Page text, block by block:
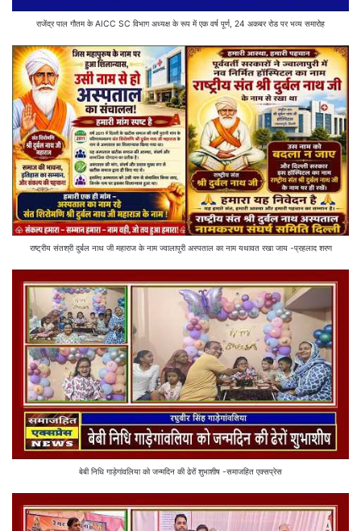
राजेंद्र पाल गौतम के AICC SC विभाग अध्यक्ष के रूप में एक वर्ष पूर्ण, 24 अकबर रोड पर भव्य समारोह
राष्ट्रीय संतश्री दुर्बल नाथ जी महाराज के नाम ज्वालापुरी अस्पताल का नाम यथावत रखा जाय -प्रहलाद शरण
बेबी निधि गाड़ेगांवलिया को जन्मदिन की ढेरों शुभाशीष -समाजहित एक्सप्रेस